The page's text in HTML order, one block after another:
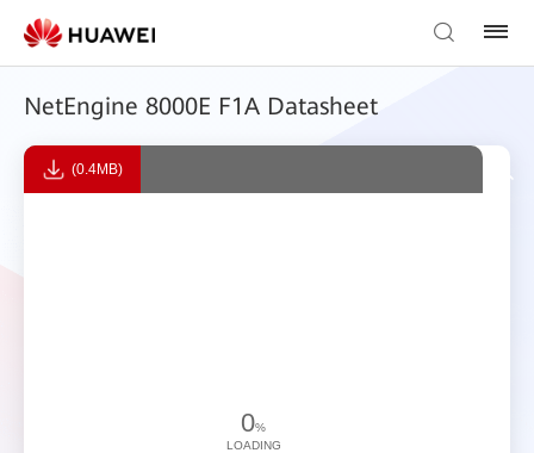
NetEngine 8000E F1A Datasheet
(0.4MB)
0%
LOADING